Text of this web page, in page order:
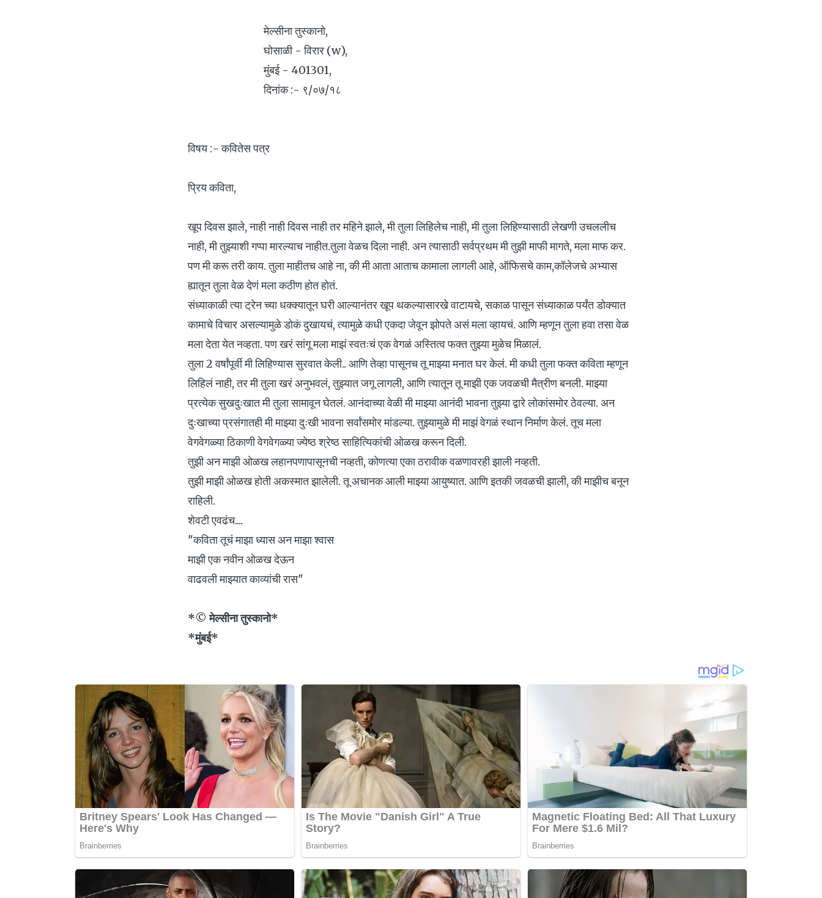
मेल्सीना तुस्कानो,
घोसाळी - विरार (w),
मुंबई - 401301,
दिनांक :- ९/०७/१८
विषय :- कवितेस पत्र
प्रिय कविता,
खूप दिवस झाले, नाही नाही दिवस नाही तर महिने झाले, मी तुला लिहिलेच नाही, मी तुला लिहिण्यासाठी लेखणी उचललीच
नाही, मी तुझ्याशी गप्पा मारल्याच नाहीत.तुला वेळच दिला नाही. अन त्यासाठी सर्वप्रथम मी तुझी माफी मागते, मला माफ कर.
पण मी करू तरी काय. तुला माहीतच आहे ना, की मी आता आताच कामाला लागली आहे, ऑफिसचे काम,कॉलेजचे अभ्यास
ह्यातून तुला वेळ देणं मला कठीण होत होतं.
संध्याकाळी त्या ट्रेन च्या धक्क्यातून घरी आल्यानंतर खूप थकल्यासारखे वाटायचे, सकाळ पासून संध्याकाळ पर्यंत डोक्यात
कामाचे विचार असल्यामुळे डोकं दुखायचं, त्यामुळे कधी एकदा जेवून झोपते असं मला व्हायचं. आणि म्हणून तुला हवा तसा वेळ
मला देता येत नव्हता. पण खरं सांगू मला माझं स्वतःचं एक वेगळं अस्तित्व फक्त तुझ्या मुळेच मिळालं.
तुला 2 वर्षांपूर्वी मी लिहिण्यास सुरवात केली.. आणि तेव्हा पासूनच तू माझ्या मनात घर केलं. मी कधी तुला फक्त कविता म्हणून
लिहिलं नाही, तर मी तुला खरं अनुभवलं, तुझ्यात जगू लागली, आणि त्यातून तू माझी एक जवळची मैत्रीण बनली. माझ्या
प्रत्येक सुखदुःखात मी तुला सामावून घेतलं. आनंदाच्या वेळी मी माझ्या आनंदी भावना तुझ्या द्वारे लोकांसमोर ठेवल्या. अन
दुःखाच्या प्रसंगातही मी माझ्या दुःखी भावना सर्वांसमोर मांडल्या. तुझ्यामुळे मी माझं वेगळं स्थान निर्माण केलं. तूच मला
वेगवेगळ्या ठिकाणी वेगवेगळ्या ज्येष्ठ श्रेष्ठ साहित्यिकांची ओळख करून दिली.
तुझी अन माझी ओळख लहानपणापासूनची नव्हती, कोणत्या एका ठरावीक वळणावरही झाली नव्हती.
तुझी माझी ओळख होती अकस्मात झालेली. तू अचानक आली माझ्या आयुष्यात. आणि इतकी जवळची झाली, की माझीच बनून
राहिली.
शेवटी एवढंच....
"कविता तूचं माझा ध्यास अन माझा श्वास
माझी एक नवीन ओळख देऊन
वाढवली माझ्यात काव्यांची रास"
*© मेल्सीना तुस्कानो*
*मुंबई*